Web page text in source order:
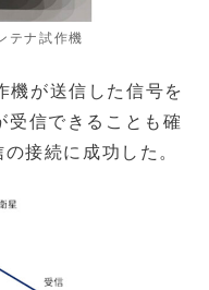
テナ試作機
機が送信した信号を
受信できることも確
接続に成功した。